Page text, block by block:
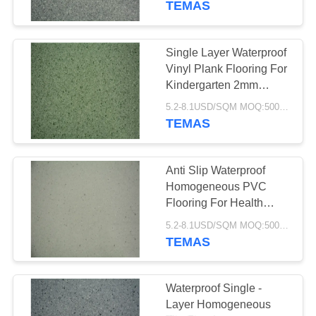
Vinyl Tıklama
Sistemi Zemin
37
Sıfır yatırılmış vinil
zemin
TEMAS
Single Layer Waterproof
Vinyl Plank Flooring For
Kindergarten 2mm
Thickness
5.2-8.1USD/SQM MOQ:500SQM
TEMAS
Anti Slip Waterproof
Homogeneous PVC
Flooring For Health
Care Facilities
TEMAS
Waterproof Single -
Layer Homogeneous